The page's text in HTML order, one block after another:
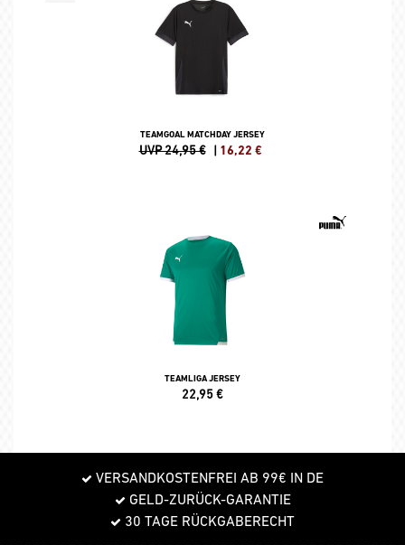
TEAMGOAL MATCHDAY JERSEY
UVP 24,95 € | 16,22 €
TEAMLIGA JERSEY
22,95€
VERSANDKOSTENFREI AB 99€ IN DE
GELD-ZURÜCK-GARANTIE
30 TAGE RÜCKGABERECHT